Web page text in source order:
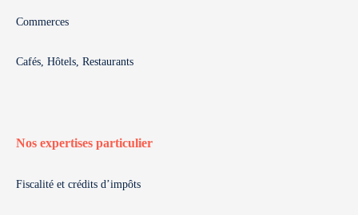
Commerces
Cafés, Hôtels, Restaurants
Nos expertises particulier
Fiscalité et crédits d’impôts